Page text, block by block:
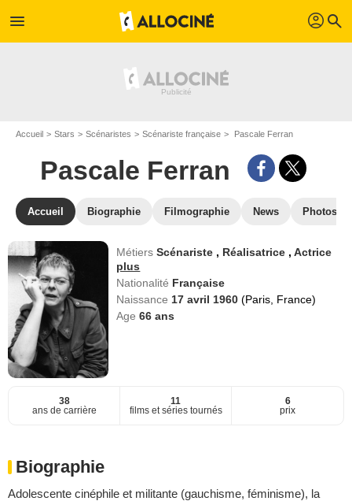
menu profil search
Accueil Stars Scénaristes Scénariste française Pascale Ferran
Pascale Ferran
Accueil Biographie Filmographie News Photos
MétiersScénariste , Réalisatrice ,Actrice
plus
Nationalité Française
Naissance 17 avril 1960(Paris, France)
Age66 ans
38
ans de carrière
11
films et séries tournés
6
prix
Biographie
Adolescente cinéphile et militante (gauchisme, féminisme), la